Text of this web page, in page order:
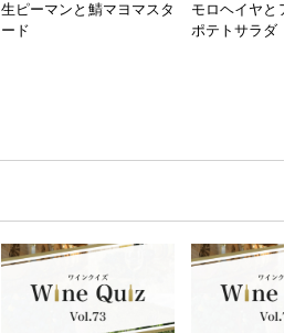
生ピーマンと鯖マヨマスタ
ード
モロヘイヤと
ポテトサラダ